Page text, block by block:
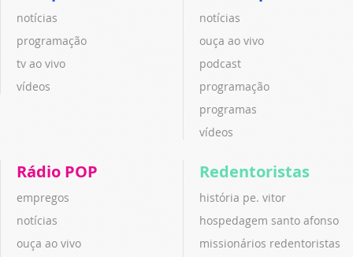
notícias
programação
tv ao vivo
vídeos
notícias
ouça ao vivo
podcast
programação
programas
vídeos
Rádio POP
empregos
notícias
ouça ao vivo
Redentoristas
história pe. vitor
hospedagem santo afonso
missionários redentoristas